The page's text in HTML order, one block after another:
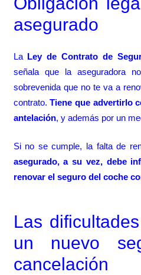
asegurado
La Ley de Contrato de
señala que la aseguradora
sobrevenida que no te va a
contrato.Tiene que advertirlo
antelación, y además por un
Si no se cumple, la falta de
asegurado, a su vez, debe
renovar el seguro del coche
Las
un nuevo
cancelación